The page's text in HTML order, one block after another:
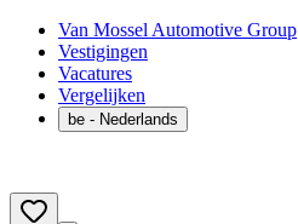
Van Mossel Automotive Group
Vestigingen
Vacatures
Vergelijken
be - Nederlands